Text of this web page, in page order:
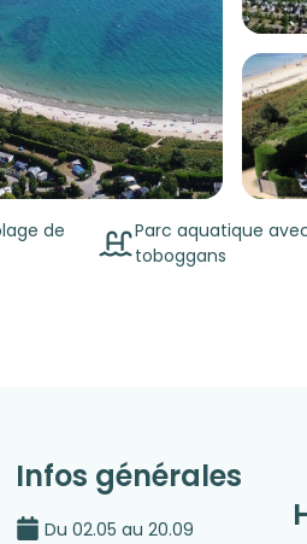
de
Parc aquatique
toboggans
Infos générales
Du 02.05 au 20.09